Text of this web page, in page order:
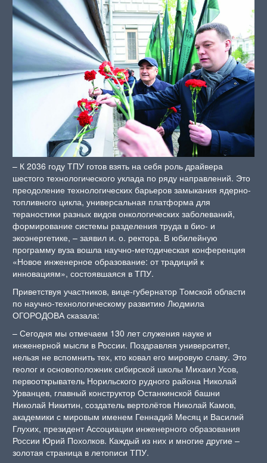
– К 2036 году ТПУ готов взять на себя роль драйвера
шестого технологического уклада по ряду направлений. Это
преодоление технологических барьеров замыкания ядерно-
топливного цикла, универсальная платформа для
тераностики разных видов онкологических заболеваний,
формирование системы разделения труда в био- и
экоэнергетике, – заявил и. о. ректора. В юбилейную
программу вуза вошла научно-методическая конференция
«Новое инженерное образование: от традиций к
инновациям», состоявшаяся в ТПУ.
Приветствуя участников, вице-губернатор Томской области
по научно-технологическому развитию Людмила
ОГОРОДОВА сказала:
– Сегодня мы отмечаем 130 лет служения науке и
инженерной мысли в России. Поздравляя университет,
нельзя не вспомнить тех, кто ковал его мировую славу. Это
геолог и основоположник сибирской школы Михаил Усов,
первооткрыватель Норильского рудного района Николай
Урванцев, главный конструктор Останкинской башни
Николай Никитин, создатель вертолётов Николай Камов,
академики с мировым именем Геннадий Месяц и Василий
Глухих, президент Ассоциации инженерного образования
России Юрий Похолков. Каждый из них и многие другие –
золотая страница в летописи ТПУ.